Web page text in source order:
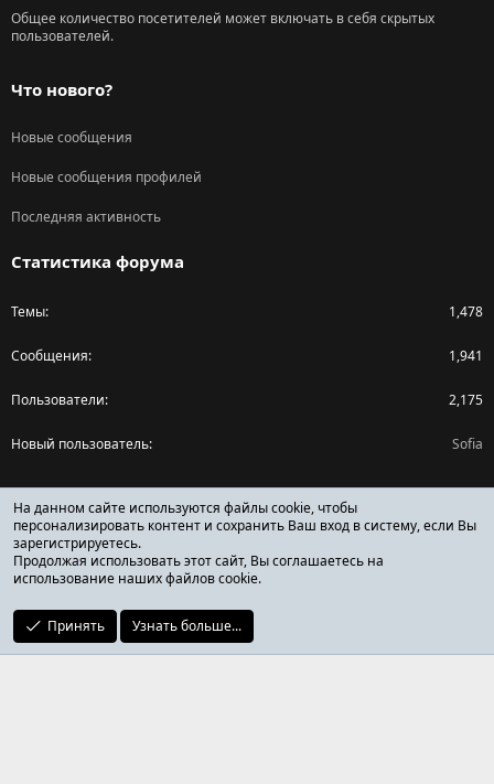
Общее количество посетителей может включать в себя скрытых
пользователей.
Что нового?
Новые сообщения
Новые сообщения профилей
Последняя активность
Статистика форума
Темы 1,478
Сообщения 1,941
Пользователи 2,175
Новый пользователь Sofia
Поделиться страницей
Facebook
X (Twitter)
Reddit
ОТЗЫВЫ ОНЛАЙН ФОРУМ
На данном сайте используются файлы cookie, чтобы
персонализировать контент и сохранить Ваш вход в систему, если Вы
зарегистрируетесь.
Продолжая использовать этот сайт, Вы соглашаетесь на
использование наших файлов cookie.
Принять Узнать больше...